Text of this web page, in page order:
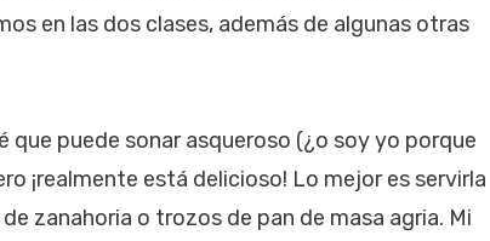
en las dos clases, además de algunas otras
que puede sonar asqueroso (¿o soy yo porque
¡realmente está delicioso! Lo mejor es servirla
zanahoria o trozos de pan de masa agria. Mi